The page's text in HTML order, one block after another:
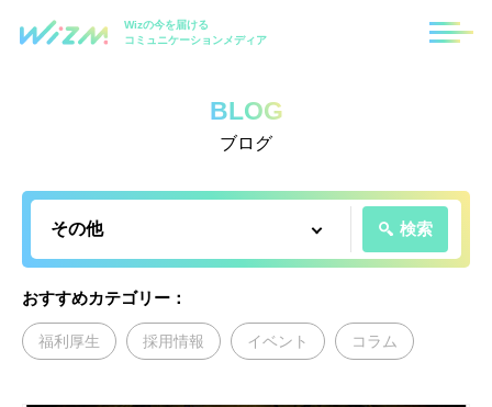
Wizの今を届ける
コミュニケーションメディア
BLOG
ブログ
検索
おすすめカテゴリー：
福利厚生 採用情報 イベント コラム